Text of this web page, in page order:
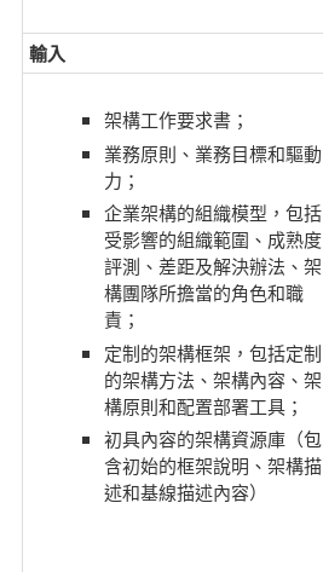
輸入
架構工作要求書；
業務原則、業務目標和驅動
力；
企業架構的組織模型，包括
受影響的組織範圍、成熟度
評測、差距及解決辦法、架
構團隊所擔當的角色和職
責；
定制的架構框架，包括定制
的架構方法、架構內容、架
構原則和配置部署工具；
初具內容的架構資源庫（包
含初始的框架說明、架構描
述和基線描述內容）